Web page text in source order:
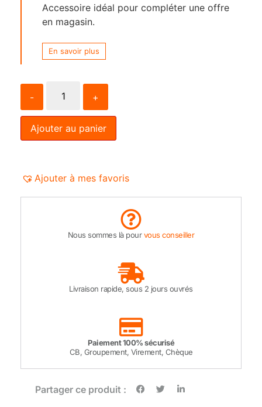
Accessoire idéal pour compléter une offre
en magasin.
En savoir plus
- +
Ajouter au panier
Ajouter à mes favoris
Nous sommes là pourvous conseiller
Livraison rapide, sous 2 jours ouvrés
Paiement 100% sécurisé
CB, Groupement, Virement, Chèque
Partager ce produit :